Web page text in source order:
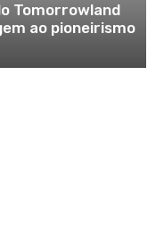
Tomorrowland
ao pioneirismo